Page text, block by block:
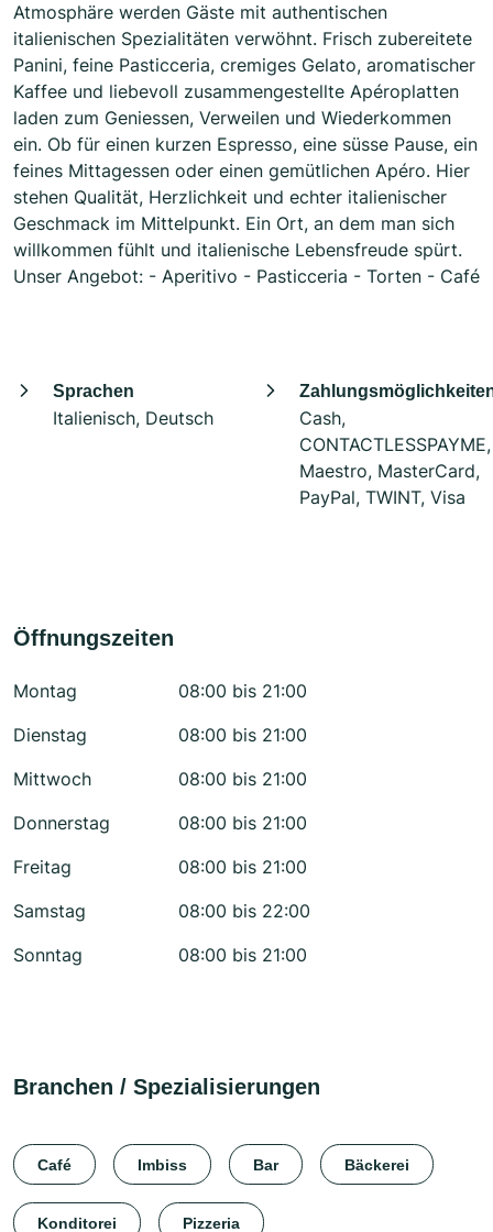
Atmosphäre werden Gäste mit authentischen
italienischen Spezialitäten verwöhnt. Frisch zubereitete
Panini, feine Pasticceria, cremiges Gelato, aromatischer
Kaffee und liebevoll zusammengestellte Apéroplatten
laden zum Geniessen, Verweilen und Wiederkommen
ein. Ob für einen kurzen Espresso, eine süsse Pause, ein
feines Mittagessen oder einen gemütlichen Apéro. Hier
stehen Qualität, Herzlichkeit und echter italienischer
Geschmack im Mittelpunkt. Ein Ort, an dem man sich
willkommen fühlt und italienische Lebensfreude spürt.
Unser Angebot: - Aperitivo - Pasticceria - Torten - Café
Sprachen
Italienisch, Deutsch
Cash,
CONTACTLESSPAYME,
Maestro, MasterCard,
PayPal, TWINT, Visa
Öffnungszeiten
Montag
08:00 bis 21:00
Dienstag
08:00 bis 21:00
Mittwoch
08:00 bis 21:00
Donnerstag
08:00 bis 21:00
Freitag
08:00 bis 21:00
Samstag
08:00 bis 22:00
Sonntag
08:00 bis 21:00
Branchen / Spezialisierungen
Café Imbiss Bar Bäckerei
Konditorei Pizzeria